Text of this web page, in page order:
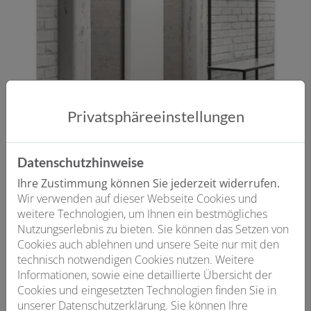
Plattenheizkörper
Der beliebteste und flexibelste
Heizkörper, da er in vielen Formen und
Designs verfügbar ist. Je nach Bauweise
finden 50–70 % der Wärmeübertragung
durch Strahlungswärme statt.
Privatsphäre­einstellungen
Datenschutzhinweise
Ihre Zustimmung können Sie jederzeit widerrufen.
Wir verwenden auf dieser Webseite Cookies und
weitere Technologien, um Ihnen ein bestmögliches
Nutzungserlebnis zu bieten. Sie können das Setzen von
Cookies auch ablehnen und unsere Seite nur mit den
technisch notwendigen Cookies nutzen. Weitere
Informationen, sowie eine detaillierte Übersicht der
Cookies und eingesetzten Technologien finden Sie in
unserer Datenschutzerklärung. Sie können Ihre